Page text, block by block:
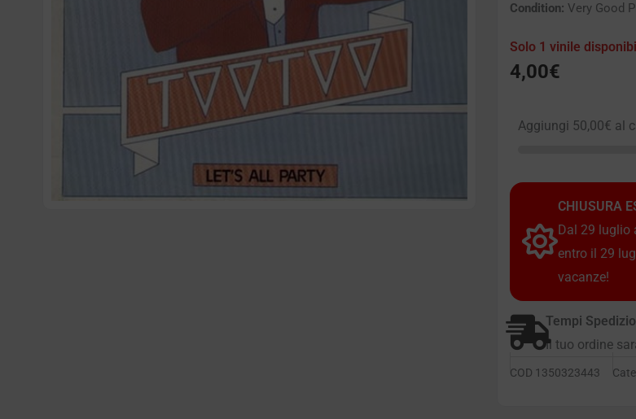
Condition: Very Good
Solo 1 vinile
4,00€
Aggiungi 50,00€ al
CHIUSURA
Dal 29 luglio
entro il 29
vacanze!
Tempi
Il tuo ordine
COD 1350323443